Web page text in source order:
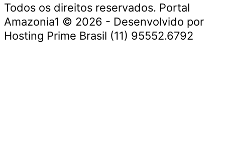
Todos os direitos reservados. Portal
Amazonia1 © 2026 - Desenvolvido por
Hosting Prime Brasil (11) 95552.6792